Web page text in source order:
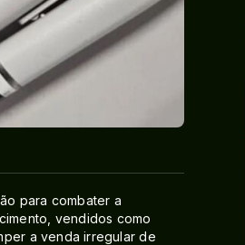
para combater a
vendidos como
a venda irregular de